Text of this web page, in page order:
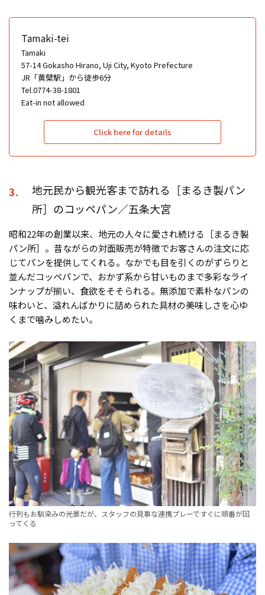
Tamaki-tei
Tamaki
57-14 Gokasho Hirano, Uji City, Kyoto Prefecture
JR「黄檗駅」から徒歩6分
Tel.0774-38-1801
Eat-in not allowed
Click here for details
3.
地元民から観光客まで訪れる［まるき製パン
所］のコッペパン／五条大宮
昭和22年の創業以来、地元の人々に愛され続ける［まるき製
パン所］。昔ながらの対面販売が特徴でお客さんの注文に応
じてパンを提供してくれる。なかでも目を引くのがずらりと
並んだコッペパンで、おかず系から甘いものまで多彩なライ
ンナップが揃い、食欲をそそられる。無添加で素朴なパンの
味わいと、溢れんばかりに詰められた具材の美味しさを心ゆ
くまで噛みしめたい。
行列もお馴染みの光景だが、スタッフの見事な連携プレーですぐに順番が回
ってくる